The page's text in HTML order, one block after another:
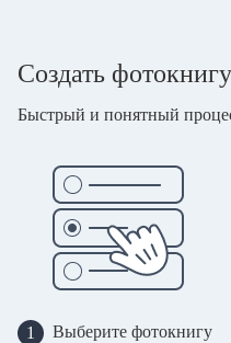
Создать
Быстрый и понятный
1 Выберите фотокнигу